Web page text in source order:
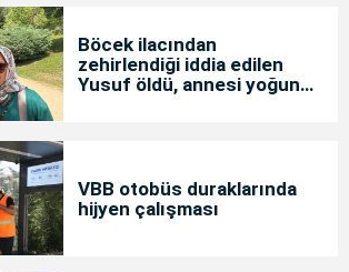
Böcek ilacından
zehirlendiği iddia edilen
Yusuf öldü, annesi yoğun
VBB otobüs duraklarında
hijyen çalışması